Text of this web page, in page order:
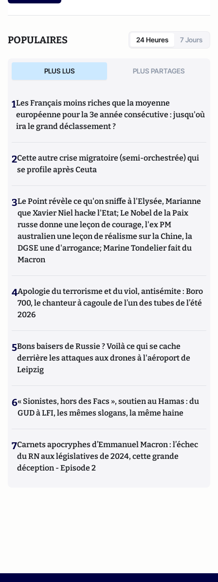
POPULAIRES 24 Heures 7 Jours
PLUS LUS PLUS PARTAGES
1Les Français moins riches que la moyenne
européenne pour la 3e année consécutive : jusqu'où
ira le grand déclassement ?
2Cette autre crise migratoire (semi-orchestrée) qui
se profile après Ceuta
3Le Point révèle ce qu'on sniffe à l'Elysée, Marianne
que Xavier Niel hacke l'Etat; Le Nobel de la Paix
russe donne une leçon de courage, l'ex PM
australien une leçon de réalisme sur la Chine, la
DGSE une d'arrogance; Marine Tondelier fait du
Macron
4Apologie du terrorisme et du viol, antisémite : Boro
700, le chanteur à cagoule de l’un des tubes de l’été
2026
5Bons baisers de Russie ? Voilà ce qui se cache
derrière les attaques aux drones à l'aéroport de
Leipzig
6« Sionistes, hors des Facs », soutien au Hamas : du
GUD à LFI, les mêmes slogans, la même haine
7Carnets apocryphes d’Emmanuel Macron : l’échec
du RN aux législatives de 2024, cette grande
déception - Episode 2